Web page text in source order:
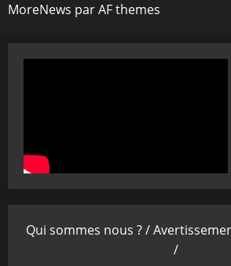
MoreNews par AF themes
Qui sommes nous ? /
/